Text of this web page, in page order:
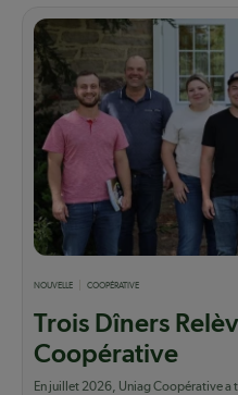
NOUVELLE COOPÉRATIVE
Trois Dîners
Coopérative
En juillet 2026, Uniag Coopérative a